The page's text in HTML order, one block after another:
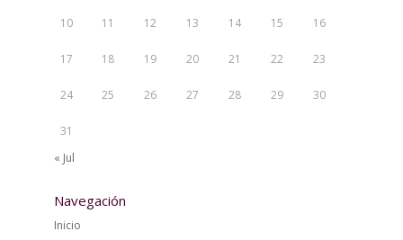
10 11 12 13 14 15 16
17 18 19 20 21 22 23
24 25 26 27 28 29 30
31
« Jul
Navegación
Inicio